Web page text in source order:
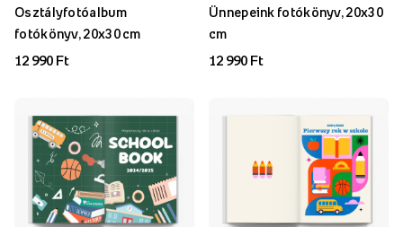
Osztályfotóalbum
fotókönyv, 20x30 cm
12 990 Ft
Ünnepeink fotókönyv, 20x30
cm
12 990 Ft